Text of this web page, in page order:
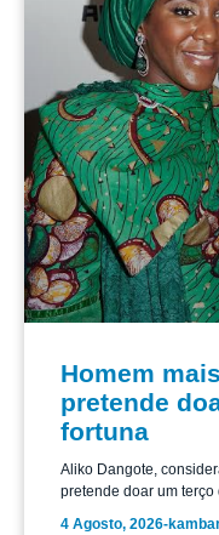
Homem
pretende
fortuna
Aliko Dangote,
pretende doar um
4 Agosto, 2026-